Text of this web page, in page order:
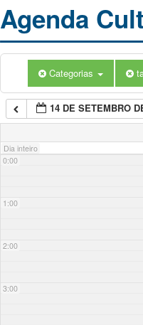
Agenda
Categorias
14 DE SETEMBRO
Dia inteiro
0:00
1:00
2:00
3:00